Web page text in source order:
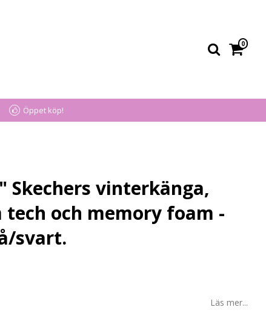
0
Öppet köp!
Skechers vinterkänga,
och memory foam -
svart.
Läs mer...